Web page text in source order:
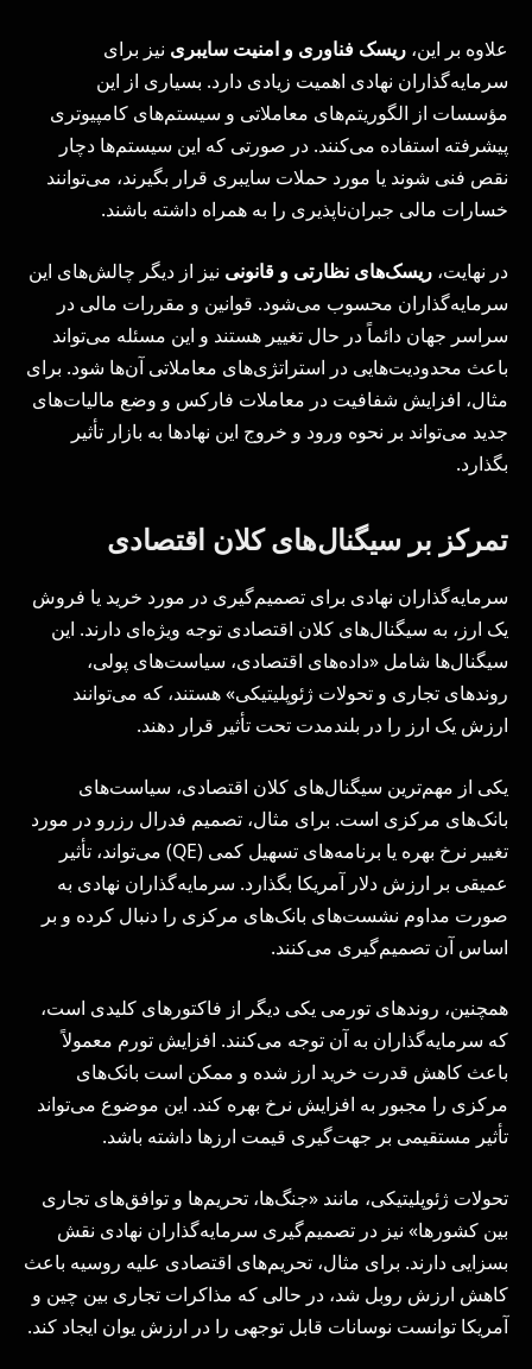
علاوه بر این، ریسک فناوری و امنیت سایبری نیز برای
سرمایه‌گذاران نهادی اهمیت زیادی دارد. بسیاری از این
مؤسسات از الگوریتم‌های معاملاتی و سیستم‌های کامپیوتری
پیشرفته استفاده می‌کنند. در صورتی که این سیستم‌ها دچار
نقص فنی شوند یا مورد حملات سایبری قرار بگیرند، می‌توانند
خسارات مالی جبران‌ناپذیری را به همراه داشته باشند.
در نهایت، ریسک‌های نظارتی و قانونی نیز از دیگر چالش‌های این
سرمایه‌گذاران محسوب می‌شود. قوانین و مقررات مالی در
سراسر جهان دائماً در حال تغییر هستند و این مسئله می‌تواند
باعث محدودیت‌هایی در استراتژی‌های معاملاتی آن‌ها شود. برای
مثال، افزایش شفافیت در معاملات فارکس و وضع مالیات‌های
جدید می‌تواند بر نحوه ورود و خروج این نهادها به بازار تأثیر
بگذارد.
تمرکز بر سیگنال‌های کلان اقتصادی
سرمایه‌گذاران نهادی برای تصمیم‌گیری در مورد خرید یا فروش
یک ارز، به سیگنال‌های کلان اقتصادی توجه ویژه‌ای دارند. این
سیگنال‌ها شامل «داده‌های اقتصادی، سیاست‌های پولی،
روندهای تجاری و تحولات ژئوپلیتیکی» هستند، که می‌توانند
ارزش یک ارز را در بلندمدت تحت تأثیر قرار دهند.
یکی از مهم‌ترین سیگنال‌های کلان اقتصادی، سیاست‌های
بانک‌های مرکزی است. برای مثال، تصمیم فدرال رزرو در مورد
تغییر نرخ بهره یا برنامه‌های تسهیل کمی (QE) می‌تواند، تأثیر
عمیقی بر ارزش دلار آمریکا بگذارد. سرمایه‌گذاران نهادی به
صورت مداوم نشست‌های بانک‌های مرکزی را دنبال کرده و بر
اساس آن تصمیم‌گیری می‌کنند.
همچنین، روندهای تورمی یکی دیگر از فاکتورهای کلیدی است،
که سرمایه‌گذاران به آن توجه می‌کنند. افزایش تورم معمولاً
باعث کاهش قدرت خرید ارز شده و ممکن است بانک‌های
مرکزی را مجبور به افزایش نرخ بهره کند. این موضوع می‌تواند
تأثیر مستقیمی بر جهت‌گیری قیمت ارزها داشته باشد.
تحولات ژئوپلیتیکی، مانند «جنگ‌ها، تحریم‌ها و توافق‌های تجاری
بین کشورها» نیز در تصمیم‌گیری سرمایه‌گذاران نهادی نقش
بسزایی دارند. برای مثال، تحریم‌های اقتصادی علیه روسیه باعث
کاهش ارزش روبل شد، در حالی که مذاکرات تجاری بین چین و
آمریکا توانست نوسانات قابل توجهی را در ارزش یوان ایجاد کند.